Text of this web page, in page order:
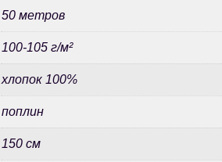
50 метров
100-105 г/м²
хлопок 100%
поплин
150 см